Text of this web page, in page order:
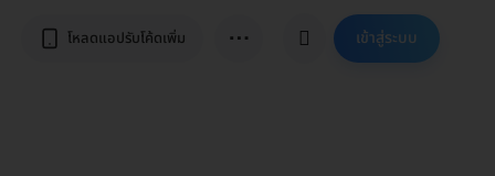
โหลดแอปรับโค้ดเพิ่ม ⋯ เข้าสู่ระบบ